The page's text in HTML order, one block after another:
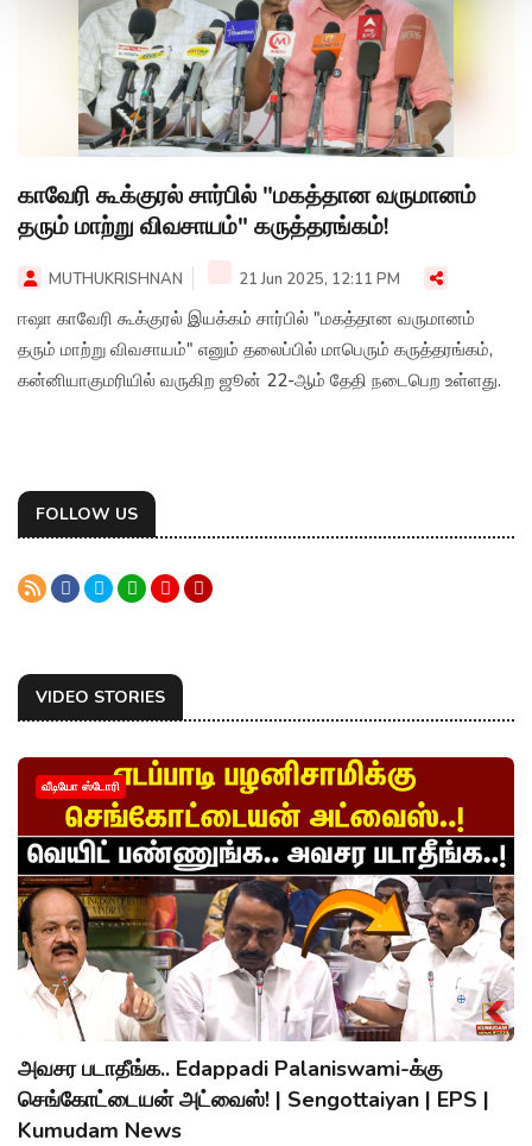
காவேரி கூக்குரல் சார்பில் "மகத்தான வருமானம்
தரும் மாற்று விவசாயம்" கருத்தரங்கம்!
MUTHUKRISHNAN 21 Jun 2025, 12:11 PM
ஈஷா காவேரி கூக்குரல் இயக்கம் சார்பில் "மகத்தான வருமானம்
தரும் மாற்று விவசாயம்" எனும் தலைப்பில் மாபெரும் கருத்தரங்கம்,
கன்னியாகுமரியில் வருகிற ஜூன் 22-ஆம் தேதி நடைபெற உள்ளது.
FOLLOW US
VIDEO STORIES
வீடியோ ஸ்டோரி
அவசர படாதீங்க.. Edappadi Palaniswami-க்கு
செங்கோட்டையன் அட்வைஸ்! | Sengottaiyan | EPS |
Kumudam News